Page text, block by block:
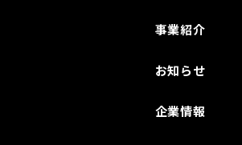
事業紹介
お知らせ
企業情報